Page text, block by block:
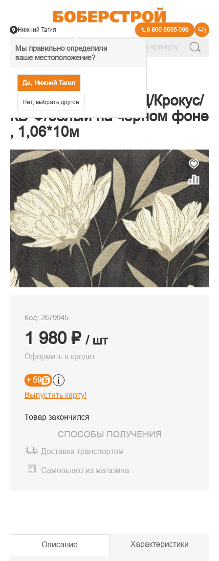
Мы правильно определили
ваше местоположение?
Да, Нижний Тагил
Нет, выбрать другое
Нижний Тагил 8 800 5555 096
7011-22 Обои /ЕВРД/Крокус/
КВ-Ф/белый на чёрном фоне
, 1,06*10м
Код: 2679945
1 980 ₽ / шт
Оформить в кредит
+ 59
Выпустить карту!
Товар закончился
СПОСОБЫ ПОЛУЧЕНИЯ
Доставка транспортом
Самовывоз из магазина
Описание Характеристики